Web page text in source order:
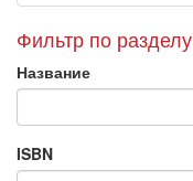
Фильтр по разделу
Название
ISBN